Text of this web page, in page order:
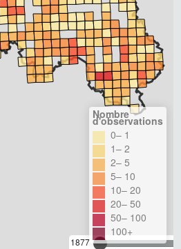
1877
Nombre
d'observations
0– 1
1– 2
2– 5
5– 10
10– 20
20– 50
50– 100
100+